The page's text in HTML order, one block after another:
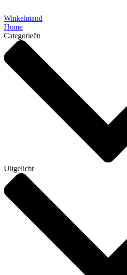
Winkelmand
Home
Categorieën
Uitgelicht